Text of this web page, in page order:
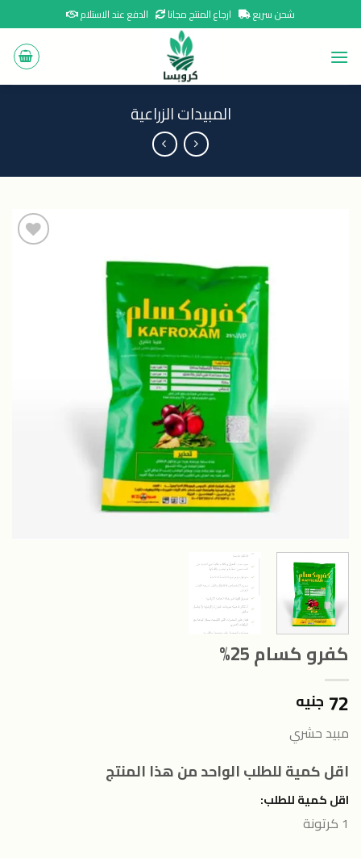
to
content
شحن سريع ارجاع المنتج مجانا الدفع عند الاستلام
المبيدات الزراعية
كفرو كسام 25%
72 جنيه
مبيد حشري
اقل كمية للطلب الواحد من هذا المنتج
اقل كمية للطلب:
1 كرتونة